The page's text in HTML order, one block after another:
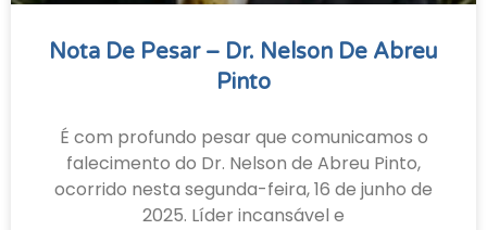
Nota De Pesar – Dr. Nelson De Abreu
Pinto
É com profundo pesar que comunicamos o
falecimento do Dr. Nelson de Abreu Pinto,
ocorrido nesta segunda-feira, 16 de junho de
2025. Líder incansável e